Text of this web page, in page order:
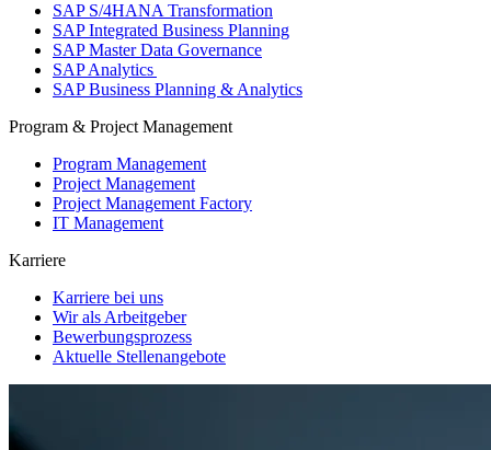
SAP S/4HANA Transformation
SAP Integrated Business Planning
SAP Master Data Governance
SAP Analytics
SAP Business Planning & Analytics
Program & Project Management
Program Management
Project Management
Project Management Factory
IT Management
Karriere
Karriere bei uns
Wir als Arbeitgeber
Bewerbungsprozess
Aktuelle Stellenangebote